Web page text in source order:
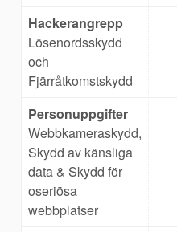
Hackerangrepp
Lösenordsskydd
och
Fjärråtkomstskydd
Personuppgifter
Webbkameraskydd,
Skydd av känsliga
data & Skydd för
oseriösa
webbplatser